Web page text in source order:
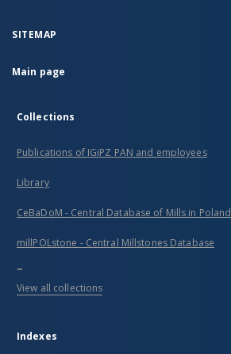
SITEMAP
Main page
Collections
Publications of IGiPZ PAN and employees
Library
CeBaDoM - Central Database of Mills in Poland
millPOLstone - Central Millstones Database
...
View all collections
Indexes